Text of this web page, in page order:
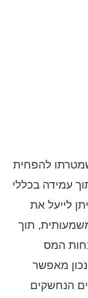
להפחית
עמידה בכללי
לייעל את
תוך
המס
מאפשר
הנחשקים